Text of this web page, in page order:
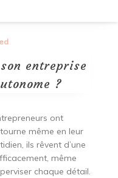
entreprise
?
ont
même en leur
ils rêvent d’une
même
chaque détail.